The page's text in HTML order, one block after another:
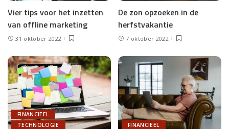
Vier tips voor het inzetten
van offline marketing
31 oktober 2022
De zon opzoeken in de
herfstvakantie
7 oktober 2022
FINANCIEEL
TECHNOLOGIE
FINANCIEEL